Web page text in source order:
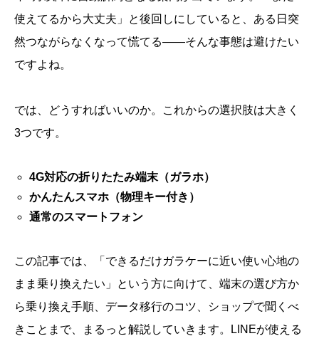
使えてるから大丈夫」と後回しにしていると、ある日突
然つながらなくなって慌てる――そんな事態は避けたい
ですよね。
では、どうすればいいのか。これからの選択肢は大きく
3つです。
4G対応の折りたたみ端末（ガラホ）
かんたんスマホ（物理キー付き）
通常のスマートフォン
この記事では、「できるだけガラケーに近い使い心地の
まま乗り換えたい」という方に向けて、端末の選び方か
ら乗り換え手順、データ移行のコツ、ショップで聞くべ
きことまで、まるっと解説していきます。LINEが使える